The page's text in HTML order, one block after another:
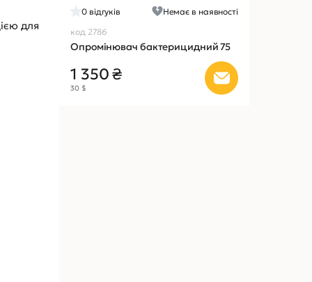
для
0 відгуків
Немає в наявності
код 2786
Опромінювач бактерицидний 75
1 350 ₴
30 $